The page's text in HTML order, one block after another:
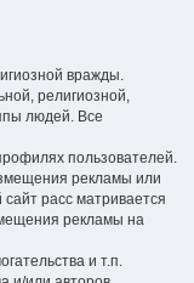
вражды.
религиозной,
людей. Все
пользователей.
рекламы или
расс матривается
рекламы на
и т.п.